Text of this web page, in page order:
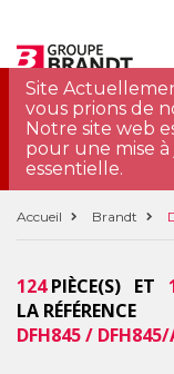
Site
vous prions de
Notre site web
pour une mise
essentielle.
Accueil Brandt
124PIÈCE(S) ET
LA RÉFÉRENCE
DFH845 / DFH845/